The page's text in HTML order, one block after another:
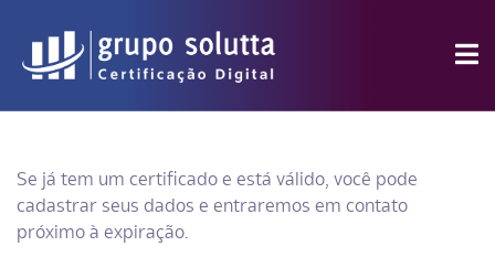
Se já tem um certificado e está válido, você pode
cadastrar seus dados e entraremos em contato
próximo à expiração.